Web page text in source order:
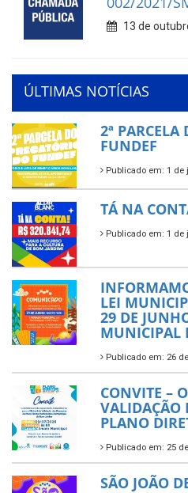
13 de
ÚLTIMAS NOTÍCIAS
2ª PARCELA
FUNDEF
Publicado em: 1 de
TÁ NA
Publicado em: 1 de
LEI
29 DE
MUNICIPAL
Publicado em: 26
CONVITE –
VALIDAÇÃO
PLANO
Publicado em: 25
SÃO JOÃO